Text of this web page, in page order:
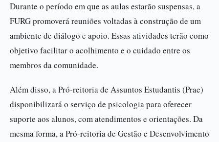
Durante o período em que as aulas estarão suspensas, a
FURG promoverá reuniões voltadas à construção de um
ambiente de diálogo e apoio. Essas atividades terão como
objetivo facilitar o acolhimento e o cuidado entre os
membros da comunidade.
Além disso, a Pró-reitoria de Assuntos Estudantis (Prae)
disponibilizará o serviço de psicologia para oferecer
suporte aos alunos, com atendimentos e orientações. Da
mesma forma, a Pró-reitoria de Gestão e Desenvolvimento